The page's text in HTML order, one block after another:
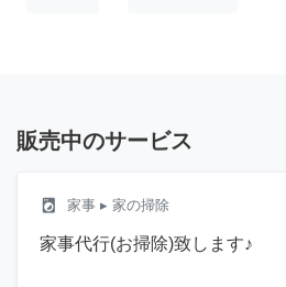
販売中のサービス
local_laundry_service 家事 ▸ 家の掃除
家事代行(お掃除)致します♪